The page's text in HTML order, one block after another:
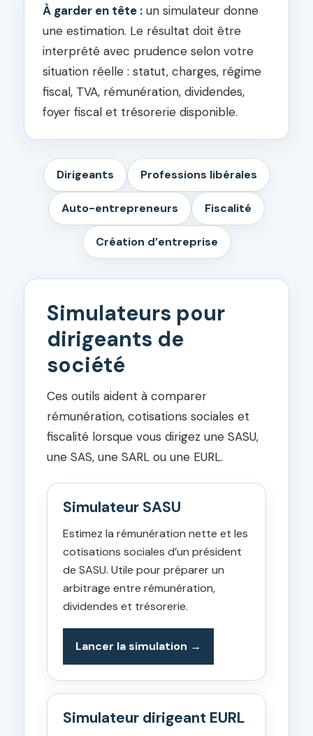
À garder en tête : un simulateur donne
une estimation. Le résultat doit être
interprété avec prudence selon votre
situation réelle : statut, charges, régime
fiscal, TVA, rémunération, dividendes,
foyer fiscal et trésorerie disponible.
Dirigeants Professions libérales
Auto-entrepreneurs Fiscalité
Création d’entreprise
Simulateurs pour
dirigeants de
société
Ces outils aident à comparer
rémunération, cotisations sociales et
fiscalité lorsque vous dirigez une SASU,
une SAS, une SARL ou une EURL.
Simulateur SASU
Estimez la rémunération nette et les
cotisations sociales d’un président
de SASU. Utile pour préparer un
arbitrage entre rémunération,
dividendes et trésorerie.
Lancer la simulation
Simulateur dirigeant EURL